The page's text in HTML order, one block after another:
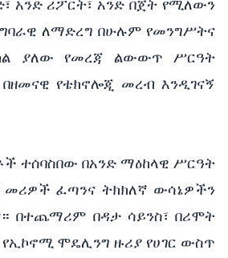
አንድ ሪፖርት፣ አንድ በጀት የሚለውን
ለማድረግ በሁሉም የመንግሥትና
ያለው የመረጃ ልውውጥ ሥርዓት
የቴክኖሎጂ መረብ እንዲገናኝ
ተሰባስበው በአንድ ማዕከላዊ ሥርዓት
መሪዎች ፈጣንና ትክክለኛ ውሳኔዎችን
በተጨማሪም በዳታ ሳይንስ፣ በሪሞት
የኢኮኖሚ ሞዴሊንግ ዙሪያ የሀገር ውስጥ